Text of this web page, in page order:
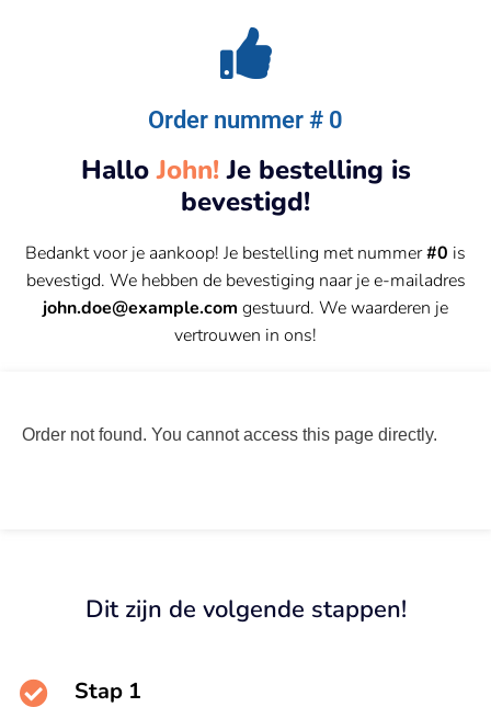
Order nummer # 0
HalloJohn! Je bestelling is
bevestigd!
Bedankt voor je aankoop! Je bestelling met nummer#0 is
bevestigd. We hebben de bevestiging naar je e-mailadres
john.doe@example.com gestuurd. We waarderen je
vertrouwen in ons!
Order not found. You cannot access this page directly.
Dit zijn de volgende stappen!
Stap 1